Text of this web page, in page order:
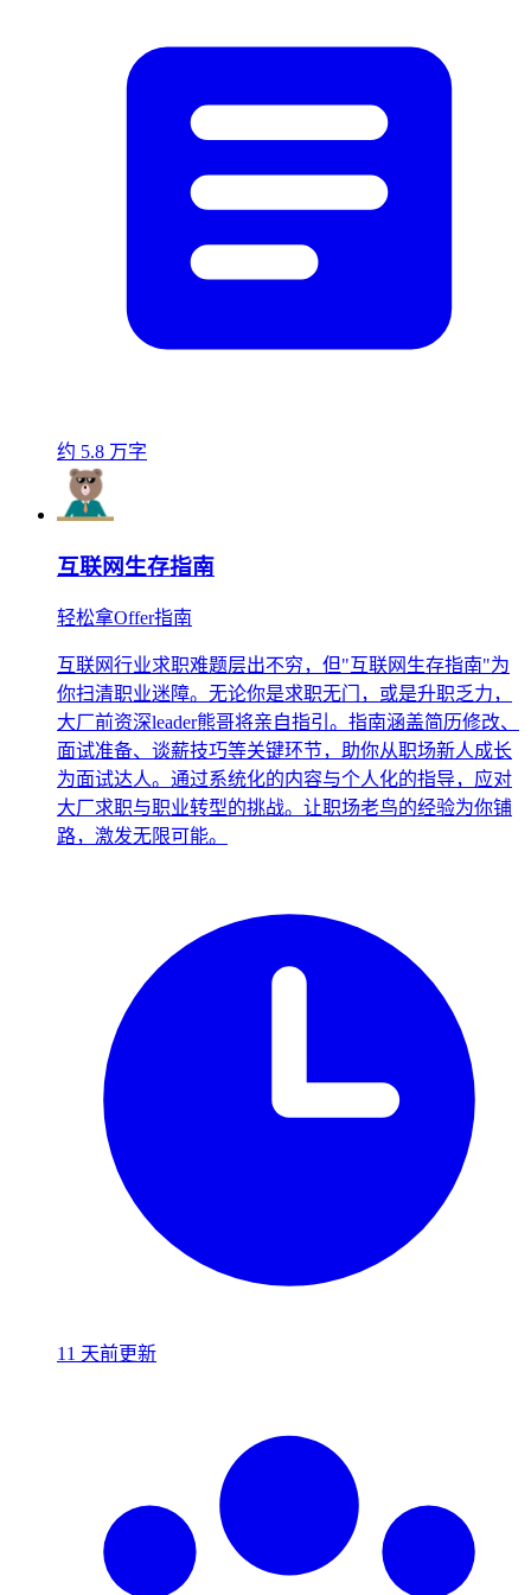
约 5.8 万字
互联网生存指南
轻松拿Offer指南
互联网行业求职难题层出不穷，但"互联网生存指南"为
你扫清职业迷障。无论你是求职无门，或是升职乏力，
大厂前资深leader熊哥将亲自指引。指南涵盖简历修改、
面试准备、谈薪技巧等关键环节，助你从职场新人成长
为面试达人。通过系统化的内容与个人化的指导，应对
大厂求职与职业转型的挑战。让职场老鸟的经验为你铺
路，激发无限可能。
11 天前更新